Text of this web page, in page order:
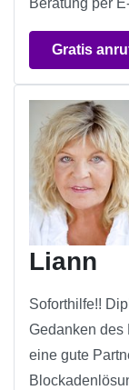
Beratung per
Gratis
Liann
Soforthilfe!!
Gedanken des
eine gute